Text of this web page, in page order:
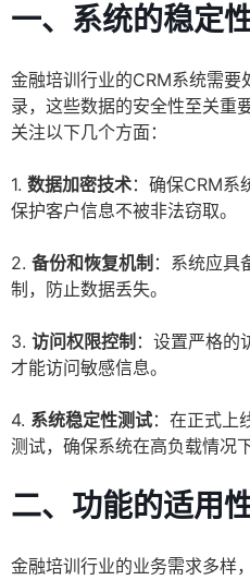
一、系统的稳定
金融培训行业的CRM系统需
录，这些数据的安全性至关重
关注以下几个方面：
1. 数据加密技术：确保CRM系
保护客户信息不被非法窃取。
2. 备份和恢复机制 ：系统应具
制，防止数据丢失。
3. 访问权限控制 ：设置严格的
才能访问敏感信息。
4. 系统稳定性测试：在正式上
测试，确保系统在高负载情况
二、功能的适用
金融培训行业的业务需求多样